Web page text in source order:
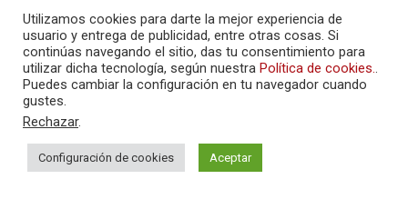
Utilizamos cookies para darte la mejor experiencia de
usuario y entrega de publicidad, entre otras cosas. Si
continúas navegando el sitio, das tu consentimiento para
utilizar dicha tecnología, según nuestra Política de cookies..
Puedes cambiar la configuración en tu navegador cuando
gustes.
Rechazar.
Configuración de cookies Aceptar